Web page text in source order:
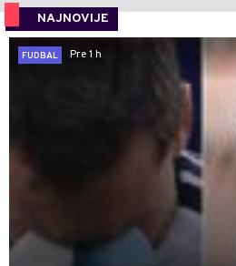
NAJNOVIJE
FUDBAL
Pre 1 h